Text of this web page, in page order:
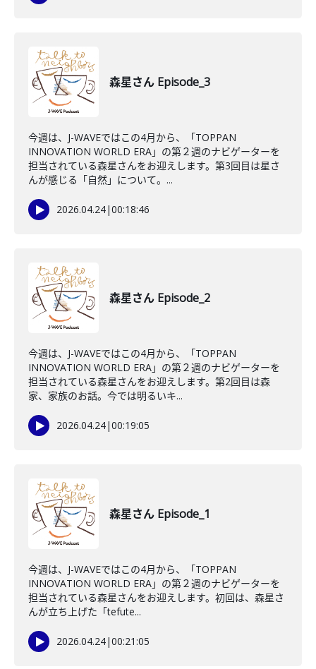
森星さん Episode_3
今週は、J-WAVEではこの4月から、「TOPPAN
INNOVATION WORLD ERA」の第２週のナビゲーターを
担当されている森星さんをお迎えします。第3回目は星さ
んが感じる「自然」について。...
2026.04.24|00:18:46
森星さん Episode_2
今週は、J-WAVEではこの4月から、「TOPPAN
INNOVATION WORLD ERA」の第２週のナビゲーターを
担当されている森星さんをお迎えします。第2回目は森
家、家族のお話。今では明るいキ...
2026.04.24|00:19:05
森星さん Episode_1
今週は、J-WAVEではこの4月から、「TOPPAN
INNOVATION WORLD ERA」の第２週のナビゲーターを
担当されている森星さんをお迎えします。初回は、森星さ
んが立ち上げた「tefute...
2026.04.24|00:21:05